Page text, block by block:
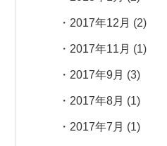
2017年12月 (2)
2017年11月 (1)
2017年9月 (3)
2017年8月 (1)
2017年7月 (1)